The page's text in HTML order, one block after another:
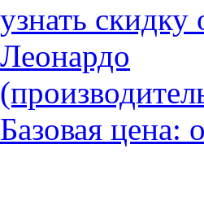
узнать скидку
Леонардо
Базовая цена: